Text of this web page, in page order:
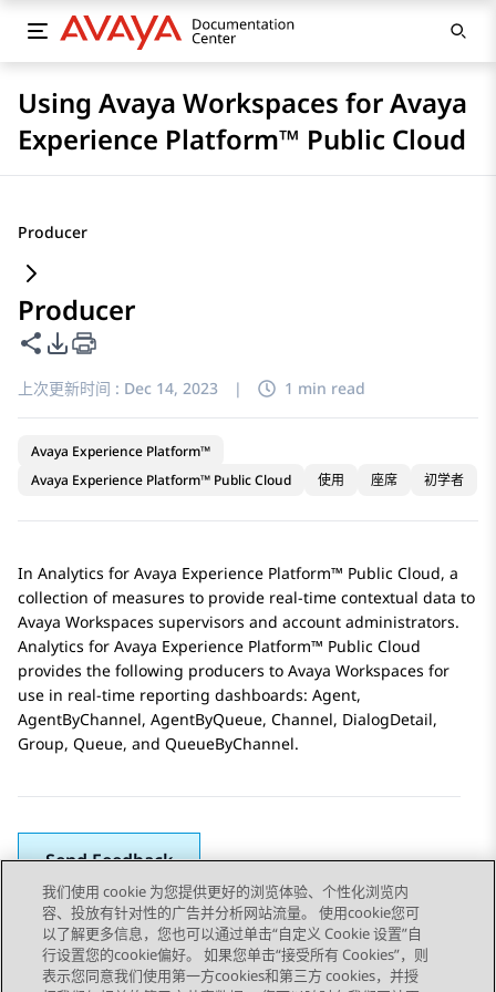
Using Avaya Workspaces for Avaya
Experience Platform™ Public Cloud
Producer
Producer
共享此页面
PDF 导出选项
上次更新时间 : Dec 14, 2023 | 1 min read
Avaya Experience Platform™
Avaya Experience Platform™ Public Cloud
使用 座席 初学者
In Analytics for Avaya Experience Platform™ Public Cloud, a
collection of measures to provide real-time contextual data to
Avaya Workspaces supervisors and account administrators.
Analytics for Avaya Experience Platform™ Public Cloud
provides the following producers to Avaya Workspaces for
use in real-time reporting dashboards: Agent,
AgentByChannel, AgentByQueue, Channel, DialogDetail,
Group, Queue, and QueueByChannel.
Send Feedback
Topic navigation
上一主题 下一主题
我们使用 cookie 为您提供更好的浏览体验、个性化浏览内
容、投放有针对性的广告并分析网站流量。 使用cookie您可
以了解更多信息，您也可以通过单击“自定义 Cookie 设置”自
行设置您的cookie偏好。 如果您单击“接受所有 Cookies”，则
表示您同意我们使用第一方cookies和第三方 cookies，并授